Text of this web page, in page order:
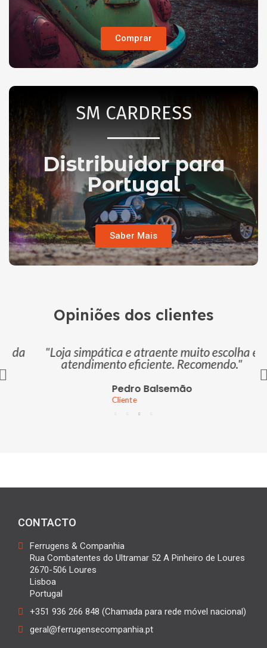
Comprar
SM CARDRESS
Distribuidor para
Portugal
Saber Mais
Opiniões dos clientes
"Loja simpática e atraente muito escolha e
atendimento eficiente. Recomendo."
Pedro Balsemão
Cliente
CONTACTO
Ferrugens & Companhia
Rua Combatentes do Ultramar 52 A Pinheiro de Loures
2670-506 Loures
Lisboa
Portugal
+351 936 266 848 (Chamada para rede móvel nacional)
geral@ferrugensecompanhia.pt